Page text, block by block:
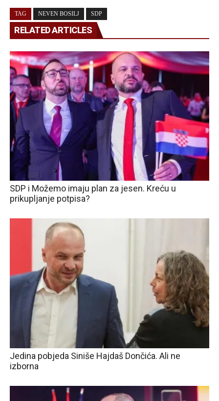
TAG NEVEN BOSILJ SDP
RELATED ARTICLES
SDP i Možemo imaju plan za jesen. Kreću u
prikupljanje potpisa?
Jedina pobjeda Siniše Hajdaš Dončića. Ali ne
izborna